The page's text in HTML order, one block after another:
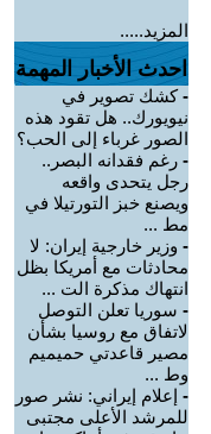
المزيد.....
احدث الأخبار المهمة
-كشك تصوير في
نيويورك.. هل تقود هذه
الصور غرباء إلى الحب؟
- رغم فقدانه البصر..
رجل يتحدى واقعه
ويصنع خبز التورتيلا في
مط ...
- وزير خارجية إيران: لا
محادثات مع أمريكا بظل
انتهاك مذكرة الت ...
- سوريا تعلن التوصل
لاتفاق مع روسيا بشأن
مصير قاعدتي حميميم
وط ...
- إعلام إيراني: نشر صور
للمرشد الأعلى مجتبى